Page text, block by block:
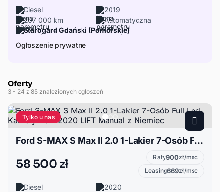
Diesel
2019
207 000 km
Automatyczna
Starogard Gdański (Pomorskie)
Ogłoszenie prywatne
Oferty
3 - 24 z 85 znalezionych ogłoszeń
Tylko u nas
Ford S-MAX S Max II 2.0 1-Lakier 7-Osób Full Led Kamery Navi 2020 LIFT Manual z Niemiec
58 500 zł Raty900zł/msc
Leasing669zł/msc
Diesel
2020